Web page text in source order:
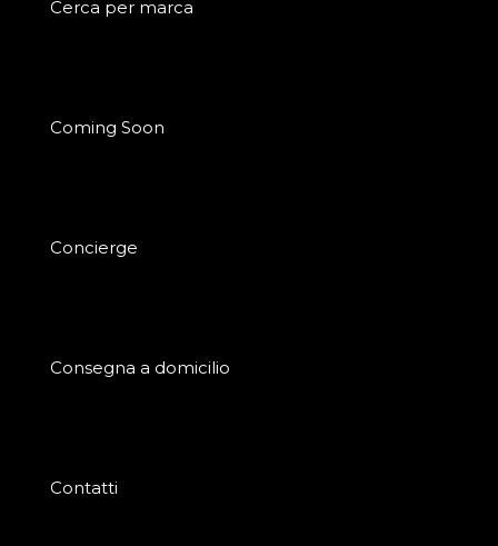
Cerca per marca
Coming Soon
Concierge
Consegna a domicilio
Contatti